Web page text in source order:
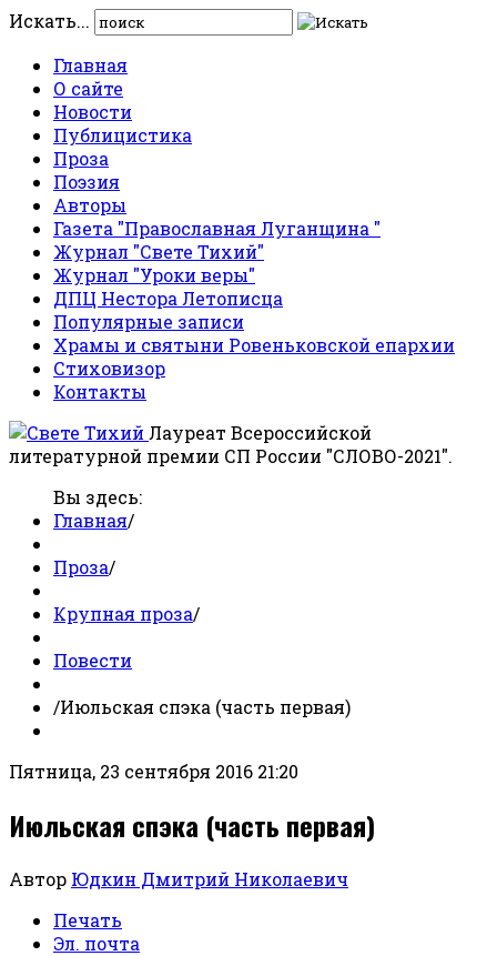
Искать...
Главная
О сайте
Новости
Публицистика
Проза
Поэзия
Авторы
Газета "Православная Луганщина "
Журнал "Свете Тихий"
Журнал "Уроки веры"
ДПЦ Нестора Летописца
Популярные записи
Храмы и святыни Ровеньковской епархии
Стиховизор
Контакты
Лауреат Всероссийской
литературной премии СП России "СЛОВО-2021".
Вы здесь:
Главная/
Проза/
Крупная проза/
Повести
/Июльская спэка (часть первая)
Пятница, 23 сентября 2016 21:20
Июльская спэка (часть первая)
Автор Юдкин Дмитрий Николаевич
Печать
Эл. почта